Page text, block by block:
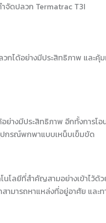
จัดปลวก Termatrac T3I
วกได้อย่างมีประสิทธิภาพ และ
ย่างมีประสิทธิภาพ อีกทั้งการโ
ปกรณ์พกพาแบบเหน็บเข็มขัด
นโลยีที่สำคัญสามอย่างเข้าไว้ด้
ามารถหาแหล่งที่อยู่อาศัย และ